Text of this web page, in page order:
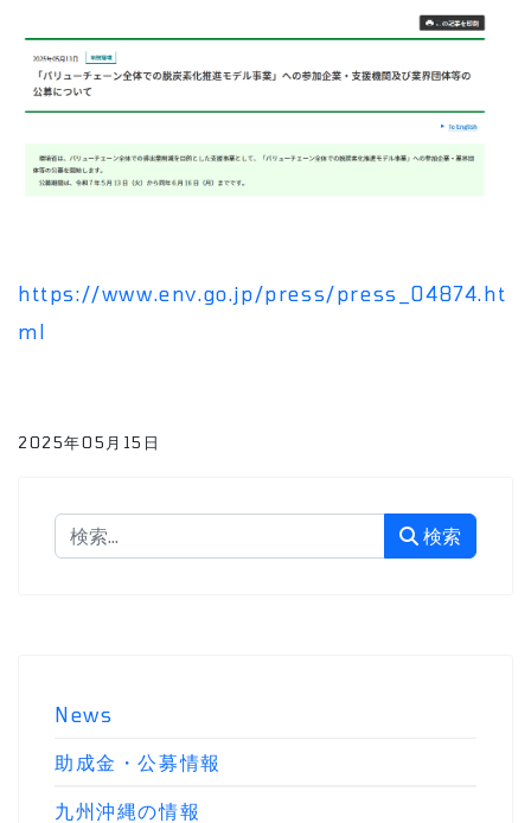
https://www.env.go.jp/press/press_04874.ht
ml
2025年05月15日
検索 検索
News
助成金・公募情報
九州沖縄の情報